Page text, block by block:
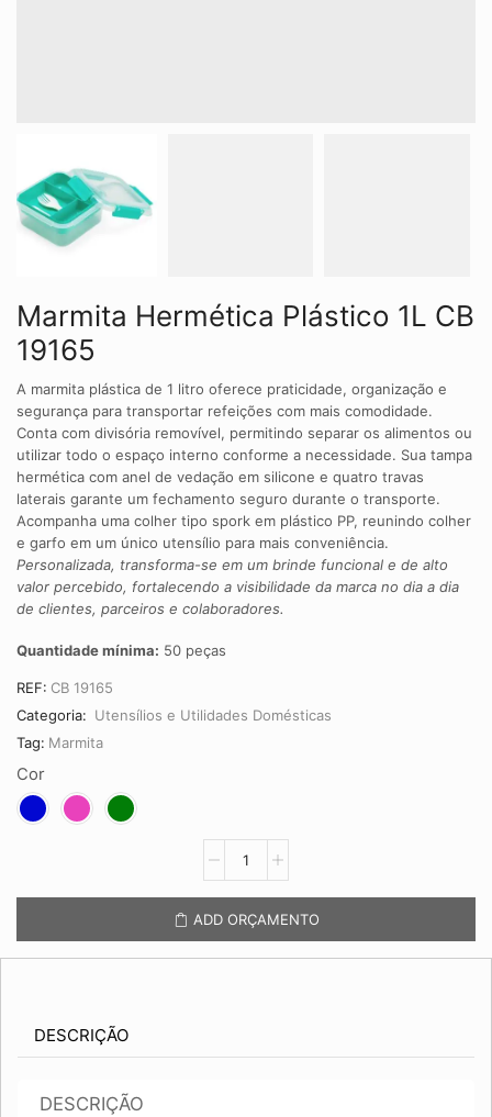
Marmita Hermética Plástico 1L CB
19165
A marmita plástica de 1 litro oferece praticidade, organização e
segurança para transportar refeições com mais comodidade.
Conta com divisória removível, permitindo separar os alimentos ou
utilizar todo o espaço interno conforme a necessidade. Sua tampa
hermética com anel de vedação em silicone e quatro travas
laterais garante um fechamento seguro durante o transporte.
Acompanha uma colher tipo spork em plástico PP, reunindo colher
e garfo em um único utensílio para mais conveniência.
Personalizada, transforma-se em um brinde funcional e de alto
valor percebido, fortalecendo a visibilidade da marca no dia a dia
de clientes, parceiros e colaboradores.
Quantidade mínima: 50 peças
REF: CB 19165
Categoria: Utensílios e Utilidades Domésticas
Tag: Marmita
Cor
Hermética
CB
ADD ORÇAMENTO
DESCRIÇÃO
DESCRIÇÃO